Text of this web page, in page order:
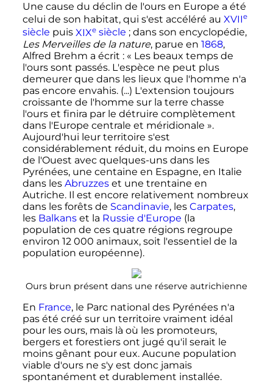
Une cause du déclin de l'ours en Europe a été
celui de son habitat, qui s'est accéléré au XVIIe
siècle puis XIXesiècle ; dans son encyclopédie,
Les Merveilles de la nature, parue en 1868,
Alfred Brehm a écrit : « Les beaux temps de
l'ours sont passés. L'espèce ne peut plus
demeurer que dans les lieux que l'homme n'a
pas encore envahis. (...) L'extension toujours
croissante de l'homme sur la terre chasse
l'ours et finira par le détruire complètement
dans l'Europe centrale et méridionale ».
Aujourd'hui leur territoire s'est
considérablement réduit, du moins en Europe
de l'Ouest avec quelques-uns dans les
Pyrénées, une centaine en Espagne, en Italie
dans les Abruzzeset une trentaine en
Autriche. Il est encore relativement nombreux
dans les forêts de Scandinavie, les Carpates,
les Balkanset la Russie d'Europe (la
population de ces quatre régions regroupe
environ 12 000 animaux, soit l'essentiel de la
population européenne).
Ours brun présent dans une réserve autrichienne
En France, le Parc national des Pyrénées n'a
pas été créé sur un territoire vraiment idéal
pour les ours, mais là où les promoteurs,
bergers et forestiers ont jugé qu'il serait le
moins gênant pour eux. Aucune population
viable d'ours ne s'y est donc jamais
spontanément et durablement installée.